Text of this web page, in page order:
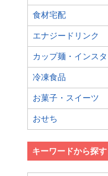
食材宅配
エナジードリンク
カップ麺・インス
冷凍食品
お菓子・スイーツ
おせち
キーワードから探す